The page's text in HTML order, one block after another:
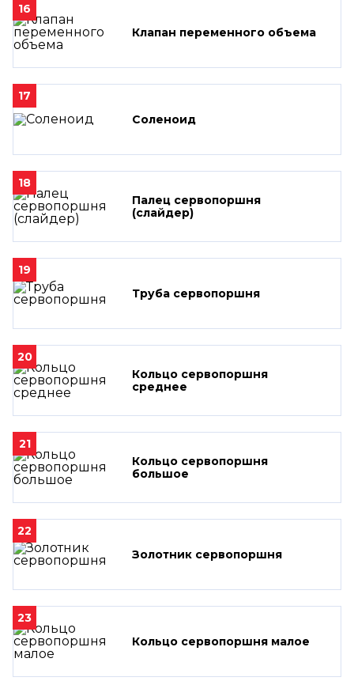
16
Клапан переменного объема
17
Соленоид
18
Палец сервопоршня
(слайдер)
19
Труба сервопоршня
20
Кольцо сервопоршня
среднее
21
Кольцо сервопоршня
большое
22
Золотник сервопоршня
23
Кольцо сервопоршня малое